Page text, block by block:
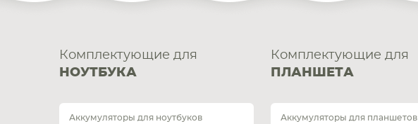
Комплектующие для
НОУТБУКА
Аккумуляторы для ноутбуков
Комплектующие для
ПЛАНШЕТА
Аккумуляторы для планшетов